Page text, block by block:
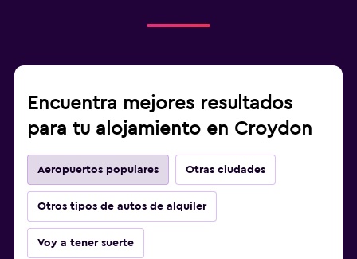
Encuentra mejores resultados
para tu alojamiento en Croydon
Aeropuertos populares Otras ciudades
Otros tipos de autos de alquiler
Voy a tener suerte